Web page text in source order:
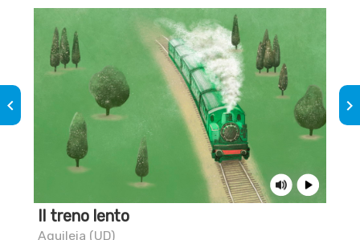
Il treno lento
Aquileia (UD)
keyboard_arrow_left keyboard_arrow_right